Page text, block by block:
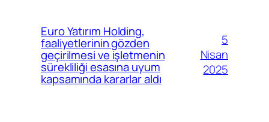
Euro Yatırım Holding,
faaliyetlerinin gözden
geçirilmesi ve işletmenin
sürekliliği esasına uyum
kapsamında kararlar aldı
5
Nisan
2025